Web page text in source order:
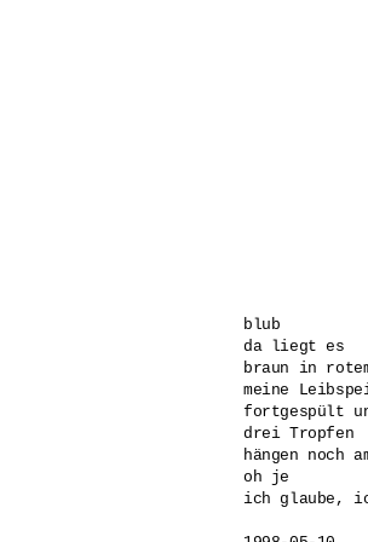
blub
da liegt es
braun in
meine
fortgespült
drei Tropfen
hängen noch
oh je
ich glaube,